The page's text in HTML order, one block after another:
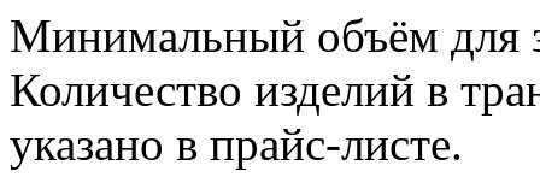
Минимальный объём для
Количество изделий в
указано в прайс-листе.